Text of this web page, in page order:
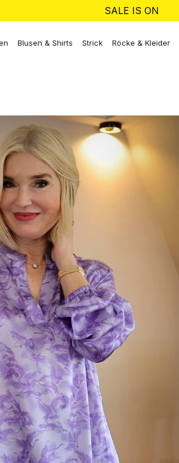
SALE IS ON
Blusen & Shirts Strick Röcke & Kleider